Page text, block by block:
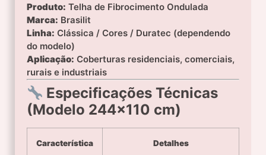
Produto: Telha de Fibrocimento Ondulada
Marca: Brasilit
Linha: Clássica / Cores / Duratec (dependendo
do modelo)
Aplicação: Coberturas residenciais, comerciais,
rurais e industriais
Especificações Técnicas
(Modelo 244×110 cm)
Característica Detalhes